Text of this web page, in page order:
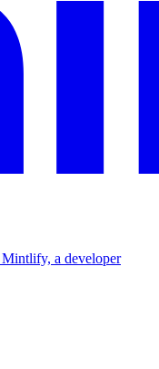
a developer